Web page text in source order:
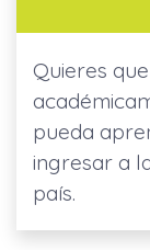
Quieres
pueda
ingresar a
país.